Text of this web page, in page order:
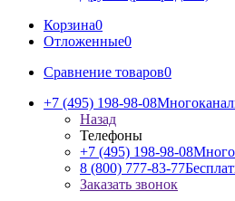
Корзина0
Отложенные0
Сравнение товаров0
+7 (495) 198-98-08
Назад
Телефоны
+7 (495) 198-98-08
8 (800) 777-83-77
Заказать звонок